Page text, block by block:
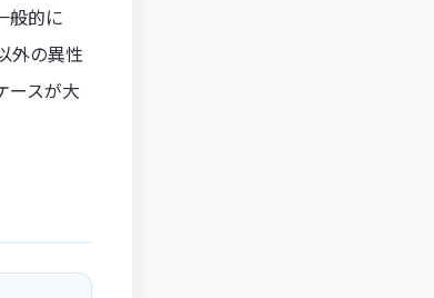
般的に
外の異性
ースが大